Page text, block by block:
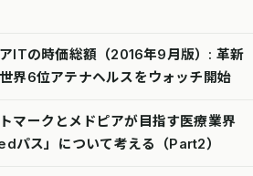
ITの時価総額（2016年9月版）: 革新
界6位アテナヘルスをウォッチ開始
マークとメドピアが目指す医療業界
パス」について考える（Part2）